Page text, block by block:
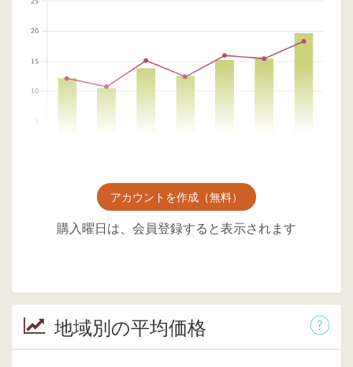
アカウントを作成（無料）
購入曜日は、会員登録すると表示されます
地域別の平均価格